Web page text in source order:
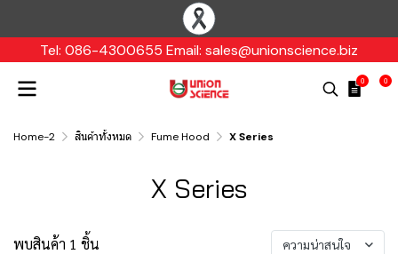
Tel: 086-4300655 Email: sales@unionscience.biz
0 0
Home-2 สินค้าทั้งหมด Fume Hood X Series
X Series
พบสินค้า 1 ชิ้น ความน่าสนใจ